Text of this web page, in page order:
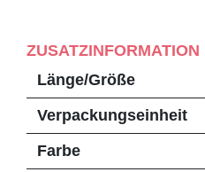
ZUSATZINFORMATION
Länge/Größe
Verpackungseinheit
Farbe